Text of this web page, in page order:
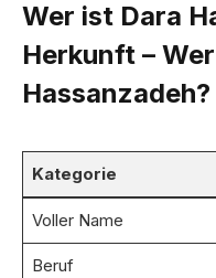
Wer ist Dara
Herkunft –
Hassanzadeh?
Kategorie
Voller Name
Beruf